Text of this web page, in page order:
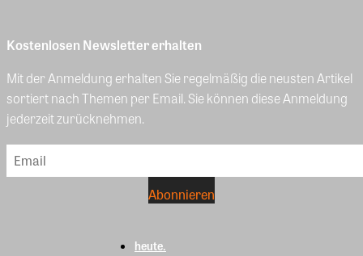
Kostenlosen Newsletter erhalten
Mit der Anmeldung erhalten Sie regelmäßig die neusten Artikel
sortiert nach Themen per Email. Sie können diese Anmeldung
jederzeit zurücknehmen.
heute.